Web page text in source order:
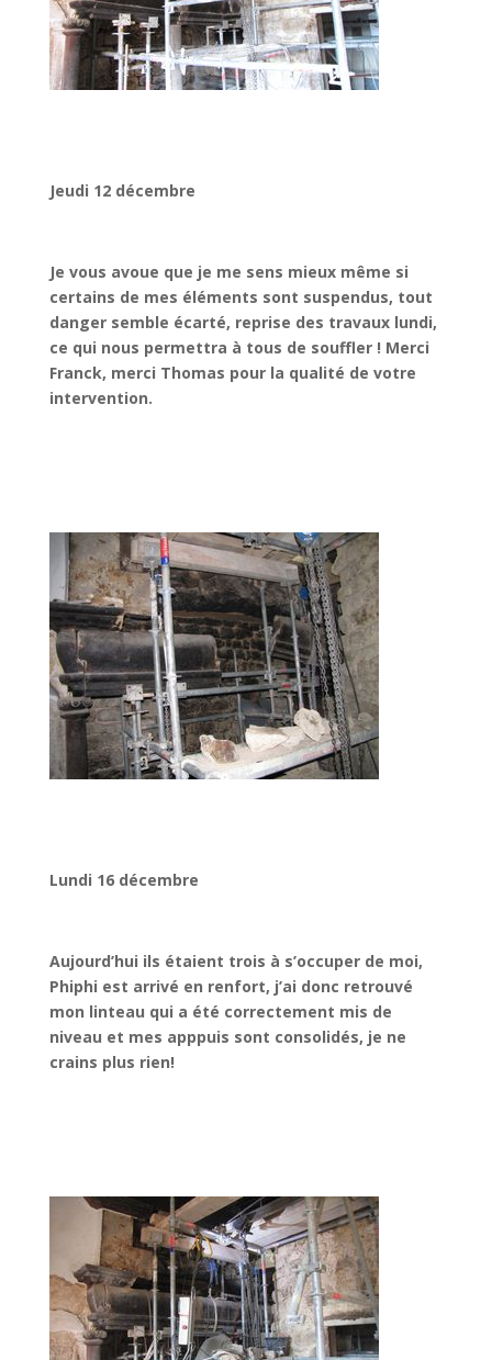
Jeudi 12 décembre
Je vous avoue que je me sens mieux même si
certains de mes éléments sont suspendus, tout
danger semble écarté, reprise des travaux lundi,
ce qui nous permettra à tous de souffler ! Merci
Franck, merci Thomas pour la qualité de votre
intervention.
Lundi 16 décembre
Aujourd’hui ils étaient trois à s’occuper de moi,
Phiphi est arrivé en renfort, j’ai donc retrouvé
mon linteau qui a été correctement mis de
niveau et mes apppuis sont consolidés, je ne
crains plus rien!